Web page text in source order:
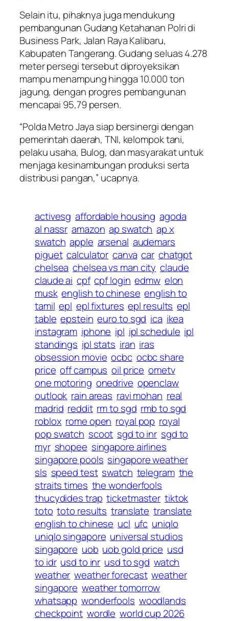
Selain itu, pihaknya juga mendukung
pembangunan Gudang Ketahanan Polri di
Business Park, Jalan Raya Kalibaru,
Kabupaten Tangerang. Gudang seluas 4.278
meter persegi tersebut diproyeksikan
mampu menampung hingga 10.000 ton
jagung, dengan progres pembangunan
mencapai 95,79 persen.
“Polda Metro Jaya siap bersinergi dengan
pemerintah daerah, TNI, kelompok tani,
pelaku usaha, Bulog, dan masyarakat untuk
menjaga kesinambungan produksi serta
distribusi pangan,” ucapnya.
activesg affordable housing agoda
al nassr amazon ap swatch ap x
swatch apple arsenal audemars
piguet calculator canva car chatgpt
chelsea chelsea vs man city claude
claude ai cpf cpf login edmw elon
musk english to chinese english to
tamil epl epl fixtures epl results epl
table epstein euro to sgd ica ikea
instagram iphone ipl ipl schedule ipl
standings ipl stats iran iras
obsession movie ocbc ocbc share
price off campus oil price ometv
one motoring onedrive openclaw
outlook rain areas ravi mohan real
madrid reddit rm to sgd rmb to sgd
roblox rome open royal pop royal
pop swatch scoot sgd to inr sgd to
myr shopee singapore airlines
singapore pools singapore weather
sls speed test swatch telegram the
straits times the wonderfools
thucydides trap ticketmaster tiktok
toto toto results translate translate
english to chinese ucl ufc uniqlo
uniqlo singapore universal studios
singapore uob uob gold price usd
to idr usd to inr usd to sgd watch
weather weather forecast weather
singapore weather tomorrow
whatsapp wonderfools woodlands
checkpoint wordle world cup 2026